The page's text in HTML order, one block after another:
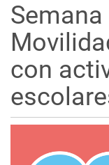
con